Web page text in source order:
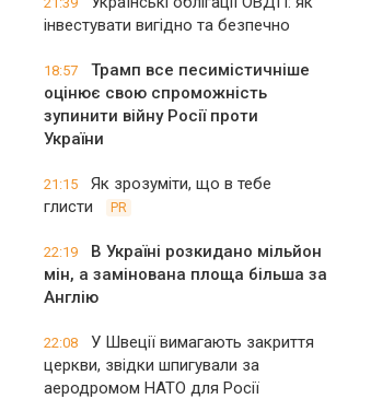
інвестувати вигідно та безпечно
18:57
Трамп все песимістичніше
оцінює свою спроможність
зупинити війну Росії проти
України
21:15
Як зрозуміти, що в тебе
глисти
PR
22:19
В Україні розкидано мільйон
мін, а замінована площа більша за
Англію
22:08
У Швеції вимагають закриття
церкви, звідки шпигували за
аеродромом НАТО для Росії